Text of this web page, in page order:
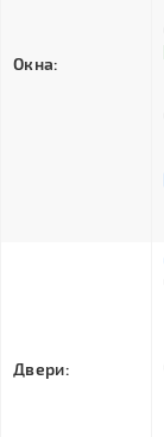
Окна:
Двери: